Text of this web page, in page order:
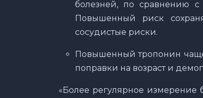
болезней, по сравнению
Повышенный риск
сосудистые риски.
Повышенный тропонин
поправки на возраст и
«Более регулярное измерение